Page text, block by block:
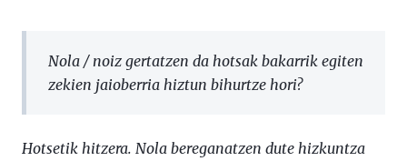
Nola / noiz gertatzen da hotsak bakarrik egiten
zekien jaioberria hiztun bihurtze hori?
Hotsetik hitzera. Nola bereganatzen dute hizkuntza